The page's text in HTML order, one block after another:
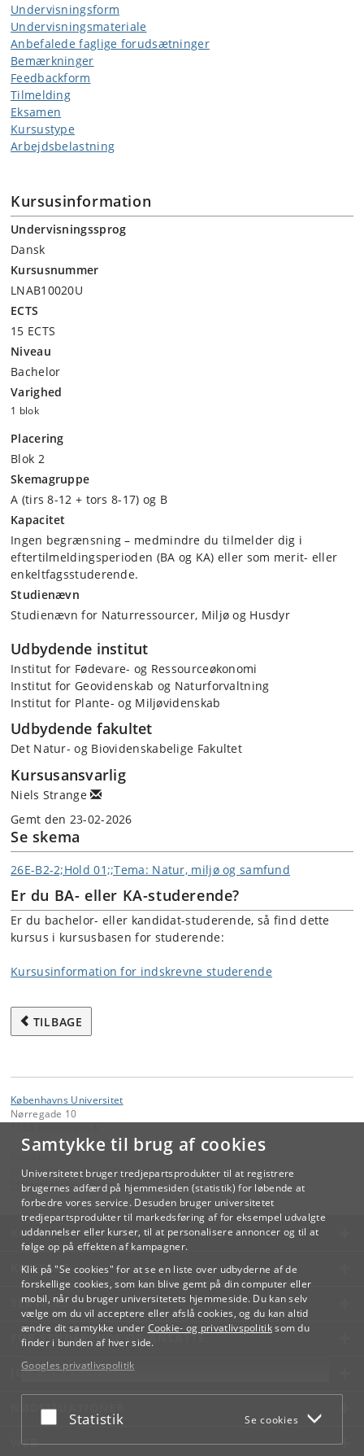
Samtykke til brug af cookies
Universitetet bruger tredjepartsprodukter til at registrere
brugernes adfærd på hjemmesiden (statistik) for løbende at
forbedre vores service. Desuden bruger universitetet
tredjepartsprodukter til markedsføring af for eksempel udvalgte
uddannelser eller kurser, til at personalisere annoncer og til at
følge op på effekten af kampagner.
Klik på "Se cookies" for at se en liste over udbyderne af de
forskellige cookies, som kan blive gemt på din computer eller
mobil, når du bruger universitetets hjemmeside. Du kan selv
vælge om du vil acceptere eller afslå cookies, og du kan altid
ændre dit samtykke under Cookie- og privatlivspolitiksom du
finder i bunden af hver side.
Googles privatlivspolitik
Acceptér eller afslå
Statistik Se cookies
Undervisningsform
Undervisningsmateriale
Anbefalede faglige forudsætninger
Bemærkninger
Feedbackform
Tilmelding
Eksamen
Kursustype
Arbejdsbelastning
Kursusinformation
Undervisningssprog
Dansk
Kursusnummer
LNAB10020U
ECTS
15 ECTS
Niveau
Bachelor
Varighed
1 blok
Placering
Blok 2
Skemagruppe
A (tirs 8-12 + tors 8-17) og B
Kapacitet
Ingen begrænsning – medmindre du tilmelder dig i
eftertilmeldingsperioden (BA og KA) eller som merit- eller
enkeltfagsstuderende.
Studienævn
Studienævn for Naturressourcer, Miljø og Husdyr
Udbydende institut
Institut for Fødevare- og Ressourceøkonomi
Institut for Geovidenskab og Naturforvaltning
Institut for Plante- og Miljøvidenskab
Udbydende fakultet
Det Natur- og Biovidenskabelige Fakultet
Kursusansvarlig
Niels Strange
Gemt den 23-02-2026
Se skema
26E-B2-2;Hold 01;;Tema: Natur, miljø og samfund
Er du BA- eller KA-studerende?
Er du bachelor- eller kandidat-studerende, så find dette
kursus i kursusbasen for studerende:
Kursusinformation for indskrevne studerende
TILBAGE
Københavns Universitet
Nørregade 10
Videreuddannelse og Livslang Læring
lifelonglearning@adm.ku.dk
KØBENHAVNS UNIVERSITET
KONTAKT
SERVICES
FOR STUDERENDE OG ANSATTE
JOB OG KARRIERE
NØDSITUATIONER
WEB